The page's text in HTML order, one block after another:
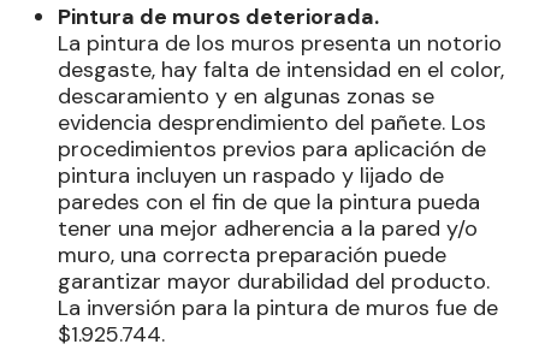
Pintura de muros deteriorada.
La pintura de los muros presenta un notorio
desgaste, hay falta de intensidad en el color,
descaramiento y en algunas zonas se
evidencia desprendimiento del pañete. Los
procedimientos previos para aplicación de
pintura incluyen un raspado y lijado de
paredes con el fin de que la pintura pueda
tener una mejor adherencia a la pared y/o
muro, una correcta preparación puede
garantizar mayor durabilidad del producto.
La inversión para la pintura de muros fue de
$1.925.744.